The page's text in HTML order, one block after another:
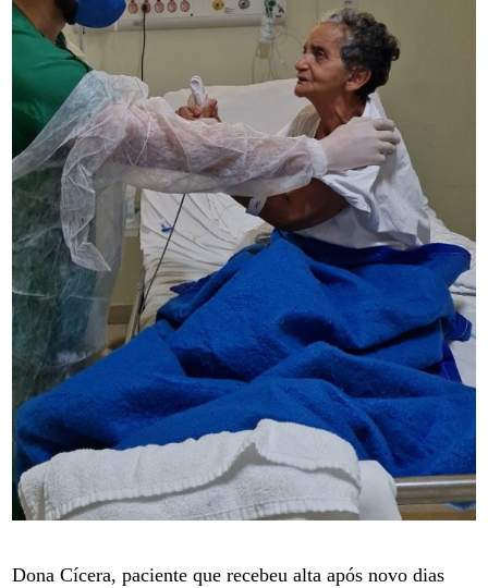
Dona Cícera, paciente que recebeu alta após novo dias